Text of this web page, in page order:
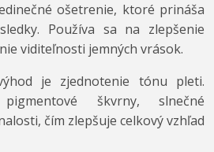
ošetrenie, ktoré prináša
Používa sa na zlepšenie
viditeľnosti jemných vrások.
je zjednotenie tónu pleti.
škvrny, slnečné
čím zlepšuje celkový vzhľad